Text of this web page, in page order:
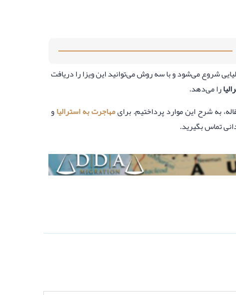
شروع می‌شود و با سه روش می‌توانید این ویزا را دریافت
را می‌دهد.
مهاجرت به استرالیاو
تماس بگیرید.